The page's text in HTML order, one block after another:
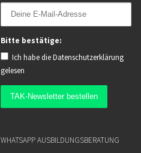
Bitte bestätige:
Ich habe dieDatenschutzerklärung
gelesen
WHATSAPP AUSBILDUNGSBERATUNG